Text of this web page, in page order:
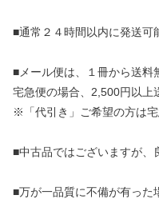
■通常２４時間以内に発送可
■メール便は、１冊から送料
宅急便の場合、2,500円以上
※「代引き」ご希望の方は宅
■中古品ではございますが、
■万が一品質に不備が有った